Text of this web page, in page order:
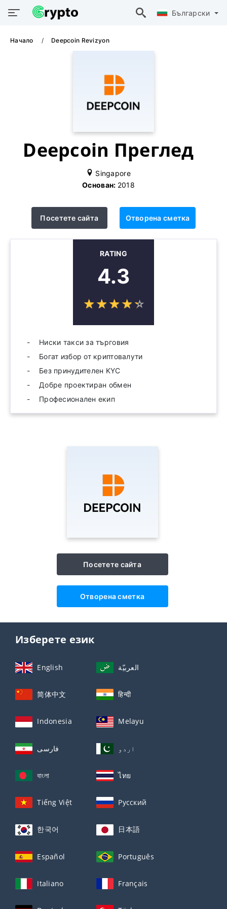
Български
Начало Deepcoin Revizyon
Deepcoin Преглед
Singapore
Основан: 2018
Посетете сайта Отворена сметка
RATING
4.3
☆☆☆☆☆
★★★★★
Ниски такси за търговия
Богат избор от криптовалути
Без принудителен KYC
Добре проектиран обмен
Професионален екип
Посетете сайта
Отворена сметка
Изберете език
English العربيّة
简体中文 हिन्दी
Indonesia Melayu
فارسی اردو
বাংলা ไทย
Tiếng Việt Русский
한국어 日本語
Español Português
Italiano Français